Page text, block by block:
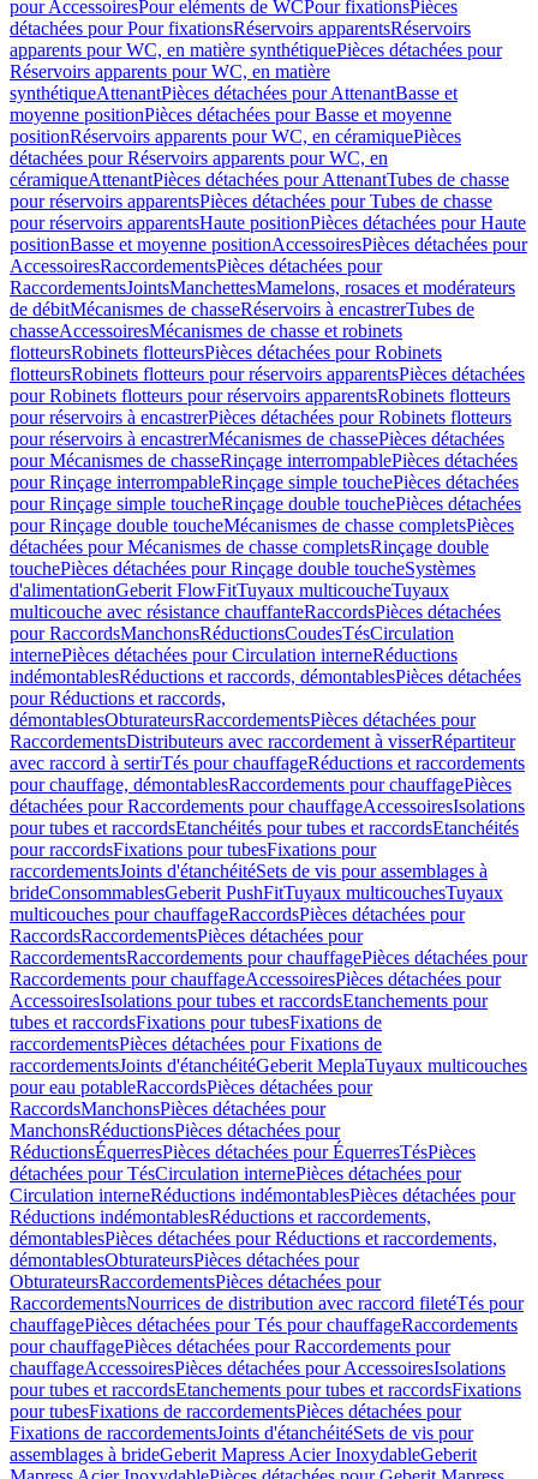
pour AccessoiresPour eléments de WCPour fixationsPièces
détachées pour Pour fixationsRéservoirs apparentsRéservoirs
apparents pour WC, en matière synthétiquePièces détachées pour
Réservoirs apparents pour WC, en matière
synthétiqueAttenantPièces détachées pour AttenantBasse et
moyenne positionPièces détachées pour Basse et moyenne
positionRéservoirs apparents pour WC, en céramiquePièces
détachées pour Réservoirs apparents pour WC, en
céramiqueAttenantPièces détachées pour AttenantTubes de chasse
pour réservoirs apparentsPièces détachées pour Tubes de chasse
pour réservoirs apparentsHaute positionPièces détachées pour Haute
positionBasse et moyenne positionAccessoiresPièces détachées pour
AccessoiresRaccordementsPièces détachées pour
RaccordementsJointsManchettesMamelons, rosaces et modérateurs
de débitMécanismes de chasseRéservoirs à encastrerTubes de
chasseAccessoiresMécanismes de chasse et robinets
flotteursRobinets flotteursPièces détachées pour Robinets
flotteursRobinets flotteurs pour réservoirs apparentsPièces détachées
pour Robinets flotteurs pour réservoirs apparentsRobinets flotteurs
pour réservoirs à encastrerPièces détachées pour Robinets flotteurs
pour réservoirs à encastrerMécanismes de chassePièces détachées
pour Mécanismes de chasseRinçage interrompablePièces détachées
pour Rinçage interrompableRinçage simple touchePièces détachées
pour Rinçage simple toucheRinçage double touchePièces détachées
pour Rinçage double toucheMécanismes de chasse completsPièces
détachées pour Mécanismes de chasse completsRinçage double
touchePièces détachées pour Rinçage double toucheSystèmes
d'alimentationGeberit FlowFitTuyaux multicoucheTuyaux
multicouche avec résistance chauffanteRaccordsPièces détachées
pour RaccordsManchonsRéductionsCoudesTésCirculation
internePièces détachées pour Circulation interneRéductions
indémontablesRéductions et raccords, démontablesPièces détachées
pour Réductions et raccords,
démontablesObturateursRaccordementsPièces détachées pour
RaccordementsDistributeurs avec raccordement à visserRépartiteur
avec raccord à sertirTés pour chauffageRéductions et raccordements
pour chauffage, démontablesRaccordements pour chauffagePièces
détachées pour Raccordements pour chauffageAccessoiresIsolations
pour tubes et raccordsEtanchéités pour tubes et raccordsEtanchéités
pour raccordsFixations pour tubesFixations pour
raccordementsJoints d'étanchéitéSets de vis pour assemblages à
brideConsommablesGeberit PushFitTuyaux multicouchesTuyaux
multicouches pour chauffageRaccordsPièces détachées pour
RaccordsRaccordementsPièces détachées pour
RaccordementsRaccordements pour chauffagePièces détachées pour
Raccordements pour chauffageAccessoiresPièces détachées pour
AccessoiresIsolations pour tubes et raccordsEtanchements pour
tubes et raccordsFixations pour tubesFixations de
raccordementsPièces détachées pour Fixations de
raccordementsJoints d'étanchéitéGeberit MeplaTuyaux multicouches
pour eau potableRaccordsPièces détachées pour
RaccordsManchonsPièces détachées pour
ManchonsRéductionsPièces détachées pour
RéductionsÉquerresPièces détachées pour ÉquerresTésPièces
détachées pour TésCirculation internePièces détachées pour
Circulation interneRéductions indémontablesPièces détachées pour
Réductions indémontablesRéductions et raccordements,
démontablesPièces détachées pour Réductions et raccordements,
démontablesObturateursPièces détachées pour
ObturateursRaccordementsPièces détachées pour
RaccordementsNourrices de distribution avec raccord filetéTés pour
chauffagePièces détachées pour Tés pour chauffageRaccordements
pour chauffagePièces détachées pour Raccordements pour
chauffageAccessoiresPièces détachées pour AccessoiresIsolations
pour tubes et raccordsEtanchements pour tubes et raccordsFixations
pour tubesFixations de raccordementsPièces détachées pour
Fixations de raccordementsJoints d'étanchéitéSets de vis pour
assemblages à brideGeberit Mapress Acier InoxydableGeberit